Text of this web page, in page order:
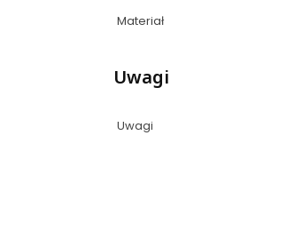
Materiał
Uwagi
Uwagi